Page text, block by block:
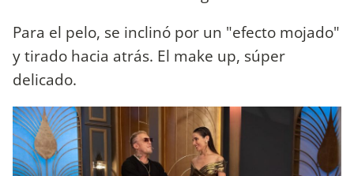
Para el pelo, se inclinó por un "efecto mojado"
y tirado hacia atrás. El make up, súper
delicado.